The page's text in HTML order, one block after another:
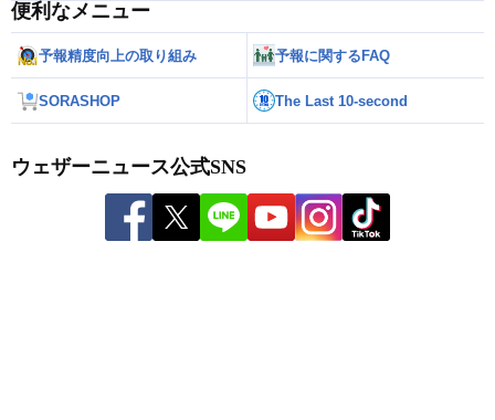
便利なメニュー
予報精度向上の取り組み 予報に関するFAQ
SORASHOP The Last 10-second
ウェザーニュース公式SNS